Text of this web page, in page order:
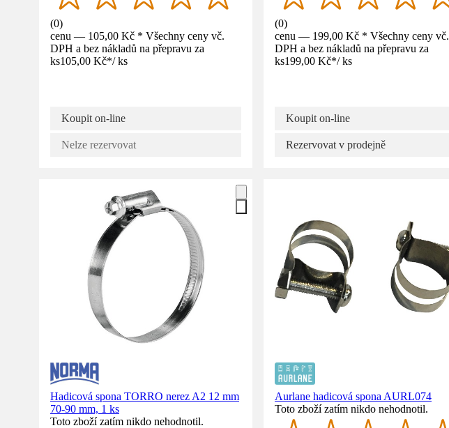
(0)
cenu — 105,00 Kč * Všechny ceny vč.
DPH a bez nákladů na přepravu za
ks105,00 Kč*/ ks
Koupit on-line
Nelze rezervovat
(0)
cenu — 199,00 Kč * Všechny ceny vč.
DPH a bez nákladů na přepravu za
ks199,00 Kč*/ ks
Koupit on-line
Rezervovat v prodejně
Hadicová spona TORRO nerez A2 12 mm
70-90 mm, 1 ks
Toto zboží zatím nikdo nehodnotil.
Aurlane hadicová spona AURL074
Toto zboží zatím nikdo nehodnotil.